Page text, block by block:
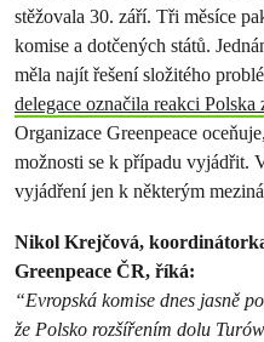
stěžovala 30. září. Tři měsíce
komise a dotčených států.
měla najít řešení složitého
delegace označila reakci Polska
Organizace Greenpeace
možnosti se k případu vyjádřit.
vyjádření jen k některým
Nikol Krejčová,
Greenpeace ČR, říká:
“Evropská komise dnes jasně
že Polsko rozšířením dolu